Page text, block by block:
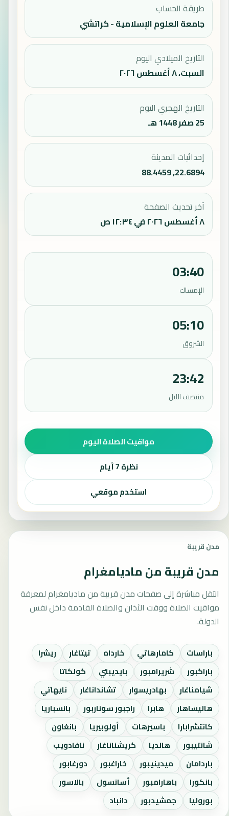
طريقة الحساب
جامعة العلوم الإسلامية - كراتشي
التاريخ الميلادي اليوم
السبت، ٨ أغسطس ٢٠٢٦
التاريخ الهجري اليوم
25 صفر 1448 هـ
إحداثيات المدينة
22.6894, 88.4459
آخر تحديث الصفحة
٨ أغسطس ٢٠٢٦ في ١٢:٣٤ ص
03:40
الإمساك
05:10
الشروق
23:42
منتصف الليل
مواقيت الصلاة اليوم
نظرة 7 أيام
استخدم موقعي
مدن قريبة
مدن قريبة من ماديامغرام
انتقل مباشرة إلى صفحات مدن قريبة من ماديامغرام لمعرفة
مواقيت الصلاة ووقت الأذان والصلاة القادمة داخل نفس
الدولة.
باراسات كامارهاتي خارداه تيتاغار
ريشرا
باراكبور
شريرامبور بايديبتي
كولكاتا
شيامناغار
بهادريسوار تشانداناغار
نايهاتي
هاليساهار
هابرا راجبور سوناربور
بانسباريا
كانتشرابارا
باسيرهات أولوبيريا
بانغاون
شانتيبور
هالديا كريشناناغار
نافادويب
باردامان
ميدينيبور خاراغبور
دورغابور
بانكورا
باهارامبور أسانسول
بالاسور
بوروليا
جمشيدبور دانباد